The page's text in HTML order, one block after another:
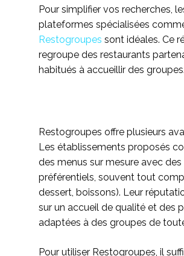
Pour simplifier vos recherches,
plateformes spécialisées
Restogroupes sont idéales. Ce
regroupe des restaurants
habitués à accueillir des groupes.
Restogroupes offre plusieurs
Les établissements proposés
des menus sur mesure avec des
préférentiels, souvent tout
dessert, boissons). Leur
sur un accueil de qualité et des
adaptées à des groupes de
Pour utiliser Restogroupes, il